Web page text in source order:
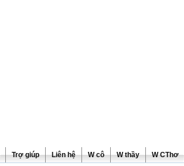
Trợ giúp Liên hệ W cô W thầy W CThơ